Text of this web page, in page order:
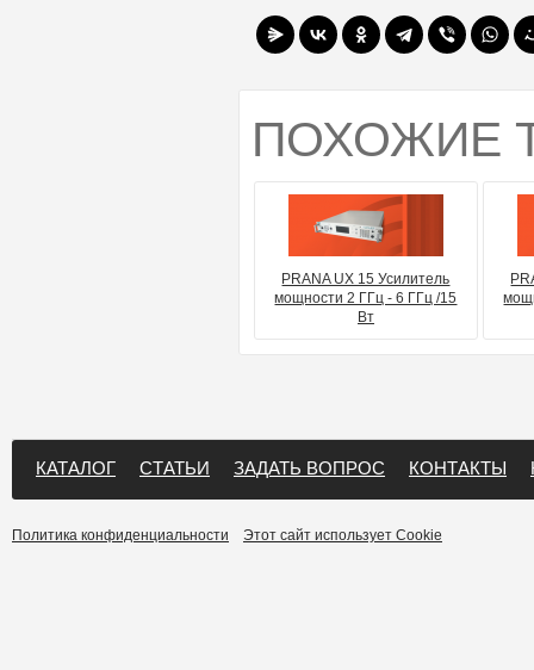
ПОХОЖИЕ
PRANA UХ 15 Усилитель
мощности 2 ГГц - 6 ГГц /15
Вт
КАТАЛОГ СТАТЬИ ЗАДАТЬ ВОПРОС КОНТАКТЫ
Политика конфиденциальности Этот сайт использует Cookie